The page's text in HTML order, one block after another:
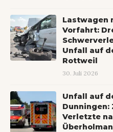
Lastwagen
Vorfahrt:
Unfall auf
Rottweil
30. Juli 2026
Unfall auf
Dunningen:
Verletzte